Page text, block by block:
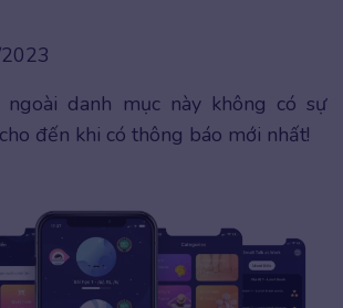
ngoài danh mục này không có sự
đến khi có thông báo mới nhất!